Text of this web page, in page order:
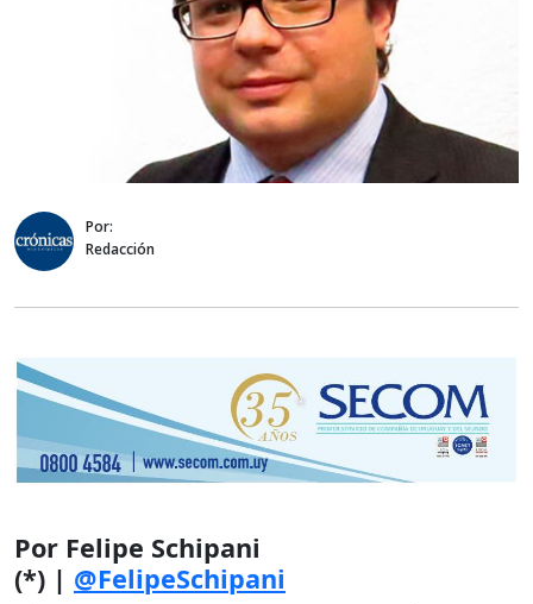
Por:
Redacción
Por Felipe Schipani
(*) | @FelipeSchipani